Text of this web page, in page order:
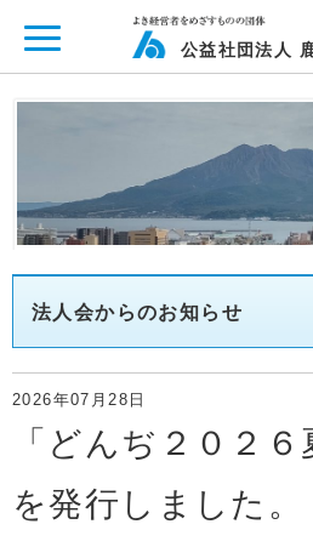
公益社団法人
法人会からのお知らせ
2026年07月28日
「どんぢ２０２６
を発行しました。